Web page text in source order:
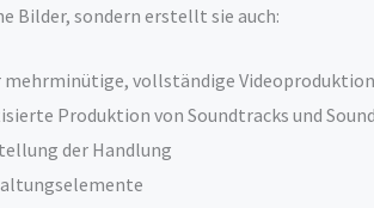
Bilder, sondern erstellt sie auch:
vollständige Videoproduktion
Produktion von Soundtracks und
der Handlung